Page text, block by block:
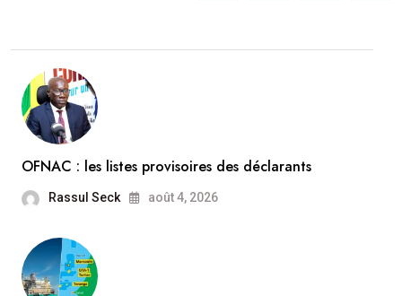
OFNAC : les listes provisoires des déclarants
Rassul Seck août 4, 2026